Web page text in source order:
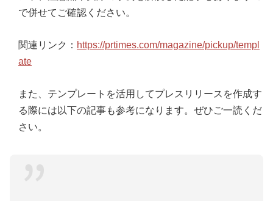
で併せてご確認ください。
関連リンク： https://prtimes.com/magazine/pickup/templ
ate
また、テンプレートを活用してプレスリリースを作成す
る際には以下の記事も参考になります。ぜひご一読くだ
さい。